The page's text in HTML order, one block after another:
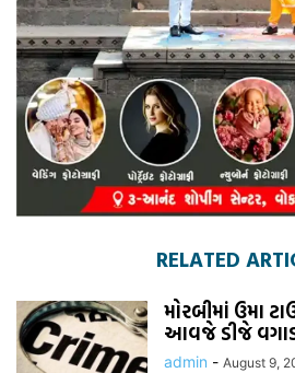
RELATED
મોરબીમાં ઉમા
આવજે ડીજે
admin - August 9,